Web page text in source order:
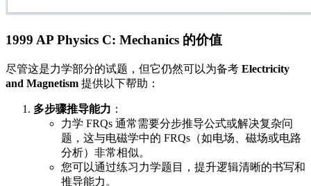
1999 AP Physics C: Mechanics 的价值
尽管这是力学部分的试题，但它仍然可以为备考 Electricity
and Magnetism 提供以下帮助：
多步骤推导能力 ：
力学 FRQs 通常需要分步推导公式或解决复杂问
题，这与电磁学中的 FRQs（如电场、磁场或电路
分析）非常相似。
您可以通过练习力学题目，提升逻辑清晰的书写和
推导能力。